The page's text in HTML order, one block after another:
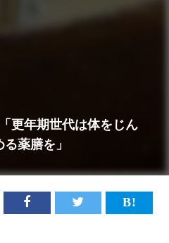
更年期世代は体をじん
薬膳を」